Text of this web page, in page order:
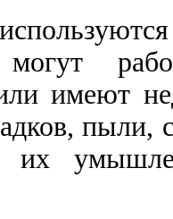
имеют
пыли,
их